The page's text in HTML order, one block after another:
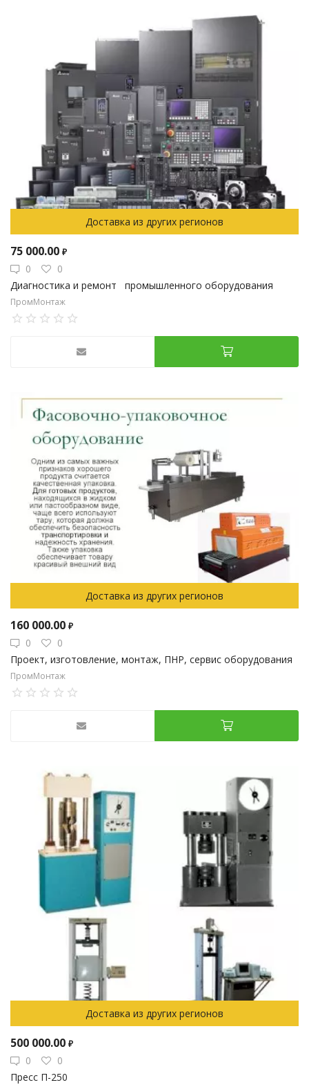
Доставка из других регионов
75 000.00 ₽
0
0
Диагностика и ремонт промышленного оборудования
ПромМонтаж
Доставка из других регионов
160 000.00 ₽
0
0
Проект, изготовление, монтаж, ПНР, сервис оборудования
ПромМонтаж
Доставка из других регионов
500 000.00 ₽
0
0
Пресс П-250